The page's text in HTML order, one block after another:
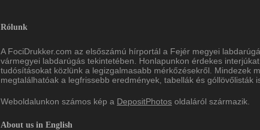
Rólunk
A FociDrukker.com az elsőszámú hírportál a Fejér megyei
vármegyei labdarúgás tekintetében. Honlapunkon érdekes
tudósításokat közlünk a legizgalmasabb mérkőzésekről. Mindezek
megtalálhatóak a legfrissebb eredmények, tabellák és góllövőlisták
Weboldalunkon számos kép a DepositPhotos oldaláról származik.
About us in English